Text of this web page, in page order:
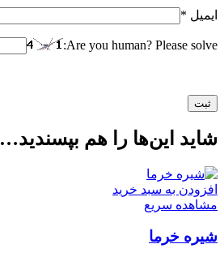
ایمیل *
Are you human? Please solve:
شاید این‌ها را هم بپسندید…
افزودن به سبد خرید
مشاهده سریع
شیره خرما